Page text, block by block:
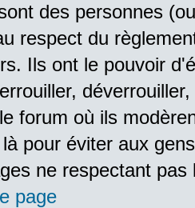
des personnes
respect du
Ils ont le pouvoir
forum où ils
pour éviter aux
ne respectant pas
page